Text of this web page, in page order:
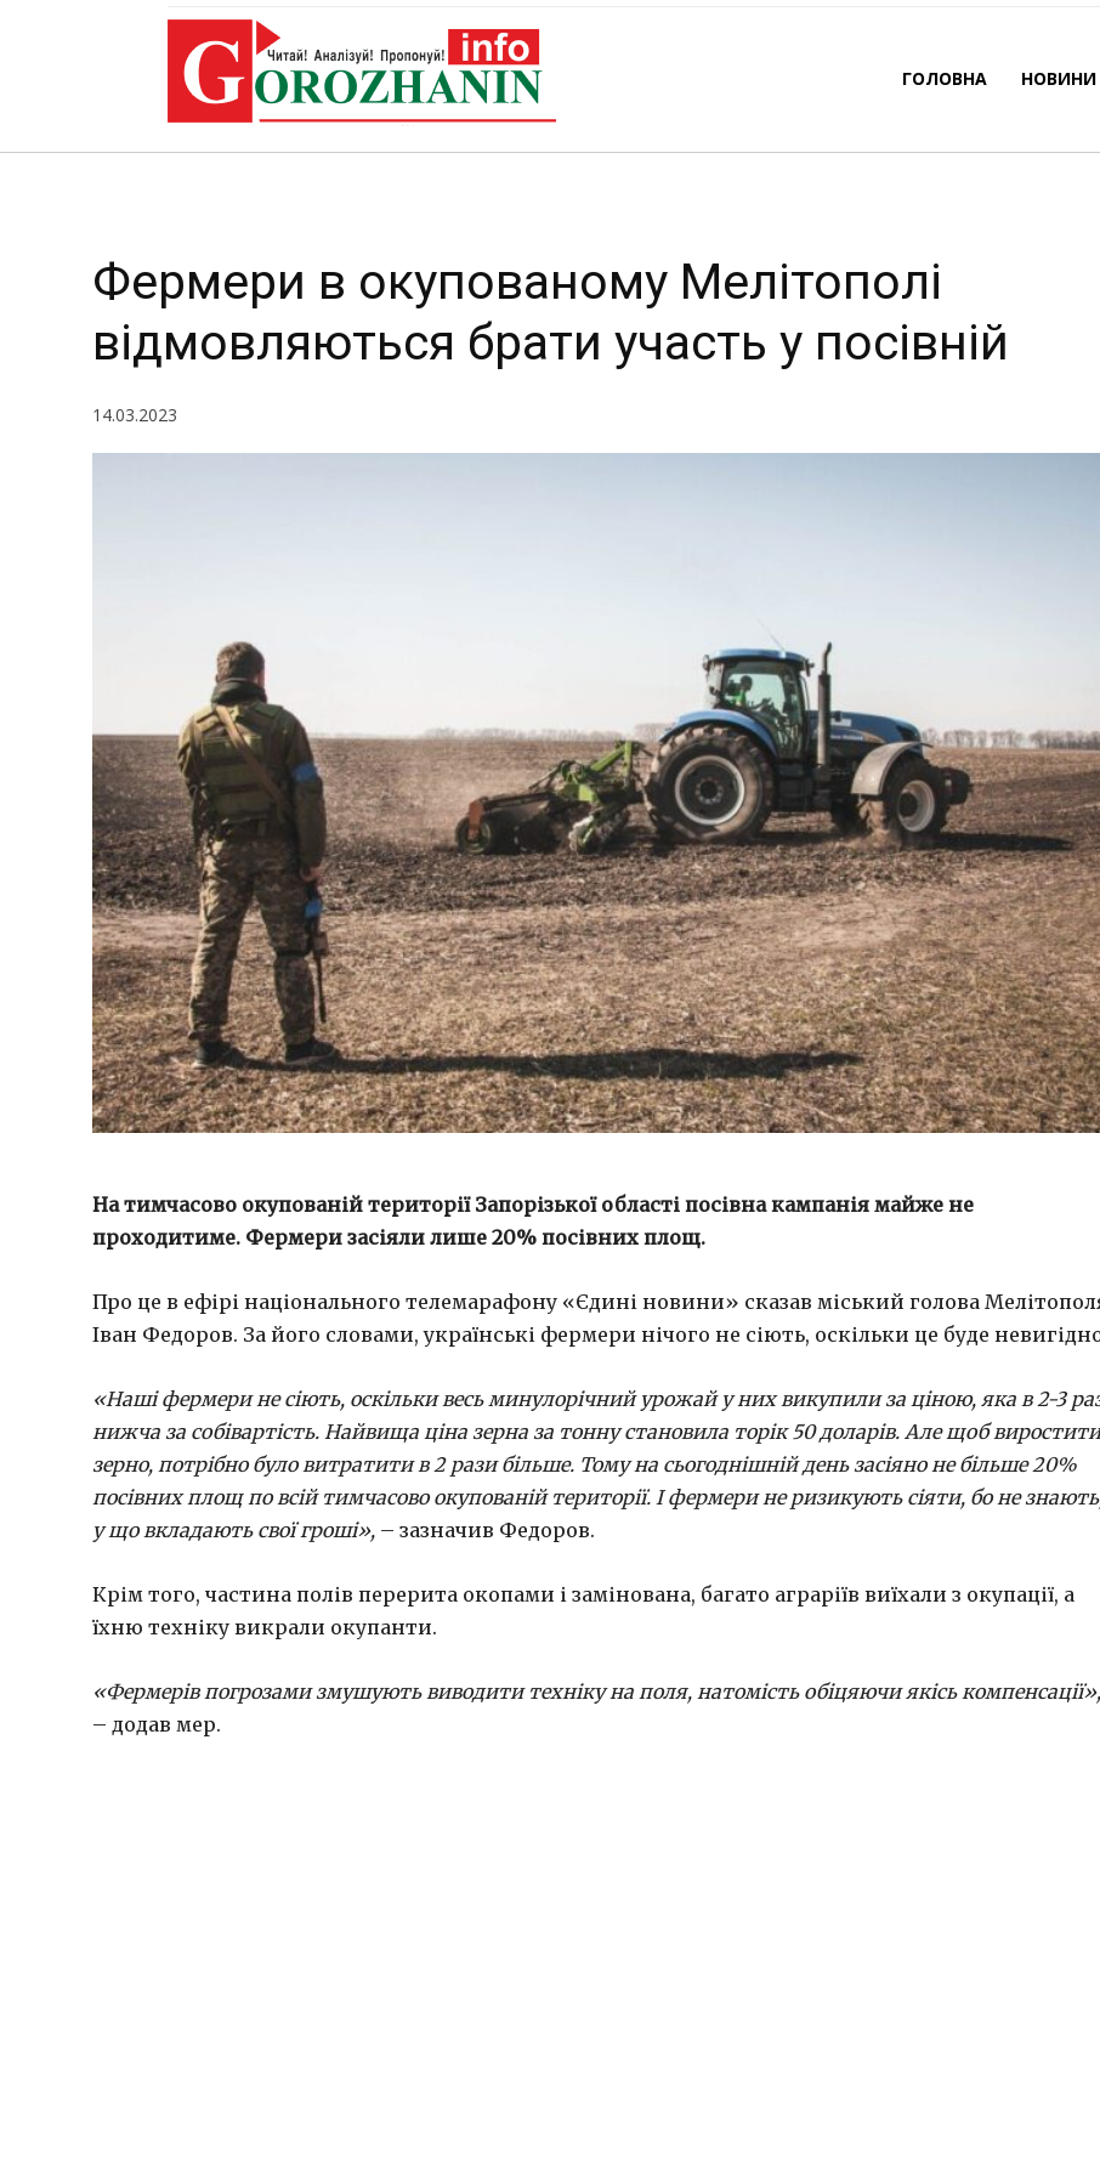
ГОЛОВНА НОВИНИ
відмовляються брати участь у
Фермери в окупованому Мелітополі
відмовляються брати участь у посівній
14.03.2023
На тимчасово окупованій території Запорізької області посівна кампанія майже не
проходитиме. Фермери засіяли лише 20% посівних площ.
Про це в ефірі національного телемарафону «Єдині новини» сказав міський голова
Іван Федоров. За його словами, українські фермери нічого не сіють, оскільки це буде
«Наші фермери не сіють, оскільки весь минулорічний урожай у них викупили за ціною, яка в 2-3
нижча за собівартість. Найвища ціна зерна за тонну становила торік 50 доларів. Але щоб виростити
зерно, потрібно було витратити в 2 рази більше. Тому на сьогоднішній день засіяно не більше 20%
посівних площ по всій тимчасово окупованій території. І фермери не ризикують сіяти, бо не
у що вкладають свої гроші», – зазначив Федоров.
Крім того, частина полів перерита окопами і замінована, багато аграріїв виїхали з окупації, а
їхню техніку викрали окупанти.
«Фермерів погрозами змушують виводити техніку на поля, натомість обіцяючи якісь компенсації»,
– додав мер.